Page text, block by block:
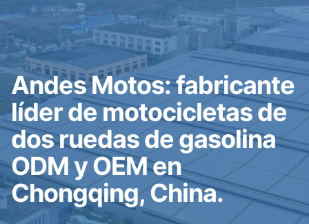
Andes Motos: fabricante
líder de motocicletas de
dos ruedas de gasolina
ODM y OEM en
Chongqing, China.